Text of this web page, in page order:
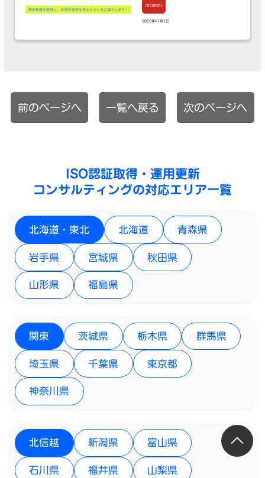
ISO9001
2025年11月7日
前のページへ 一覧へ戻る 次のページへ
ISO認証取得・運用更新
コンサルティングの対応エリア一覧
北海道・東北 北海道 青森県
岩手県 宮城県 秋田県
山形県 福島県
関東 茨城県 栃木県 群馬県
埼玉県 千葉県 東京都
神奈川県
北信越 新潟県 富山県
石川県 福井県 山梨県